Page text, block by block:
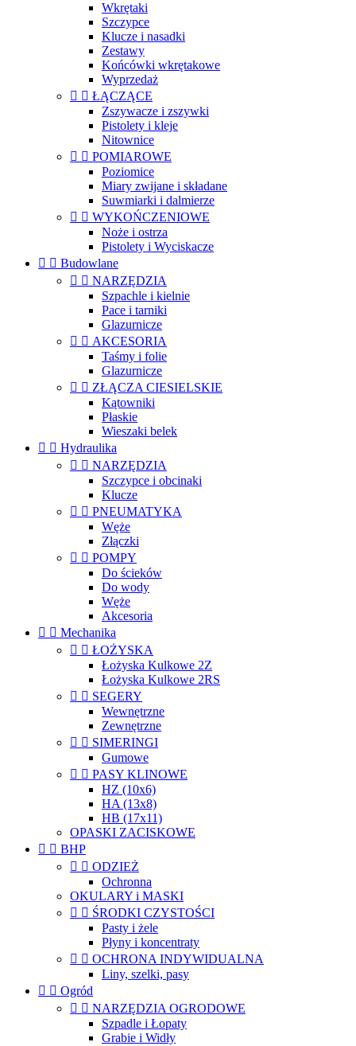
Wkrętaki
Szczypce
Klucze i nasadki
Zestawy
Końcówki wkrętakowe
Wyprzedaż
  ŁĄCZĄCE
Zszywacze i zszywki
Pistolety i kleje
Nitownice
  POMIAROWE
Poziomice
Miary zwijane i składane
Suwmiarki i dalmierze
  WYKOŃCZENIOWE
Noże i ostrza
Pistolety i Wyciskacze
  Budowlane
  NARZĘDZIA
Szpachle i kielnie
Pace i tarniki
Glazurnicze
  AKCESORIA
Taśmy i folie
Glazurnicze
  ZŁĄCZA CIESIELSKIE
Kątowniki
Płaskie
Wieszaki belek
  Hydraulika
  NARZĘDZIA
Szczypce i obcinaki
Klucze
  PNEUMATYKA
Węże
Złączki
  POMPY
Do ścieków
Do wody
Węże
Akcesoria
  Mechanika
  ŁOŻYSKA
Łożyska Kulkowe 2Z
Łożyska Kulkowe 2RS
  SEGERY
Wewnętrzne
Zewnętrzne
  SIMERINGI
Gumowe
  PASY KLINOWE
HZ (10x6)
HA (13x8)
HB (17x11)
OPASKI ZACISKOWE
  BHP
  ODZIEŻ
Ochronna
OKULARY i MASKI
  ŚRODKI CZYSTOŚCI
Pasty i żele
Płyny i koncentraty
  OCHRONA INDYWIDUALNA
Liny, szelki, pasy
  Ogród
  NARZĘDZIA OGRODOWE
Szpadle i Łopaty
Grabie i Widły